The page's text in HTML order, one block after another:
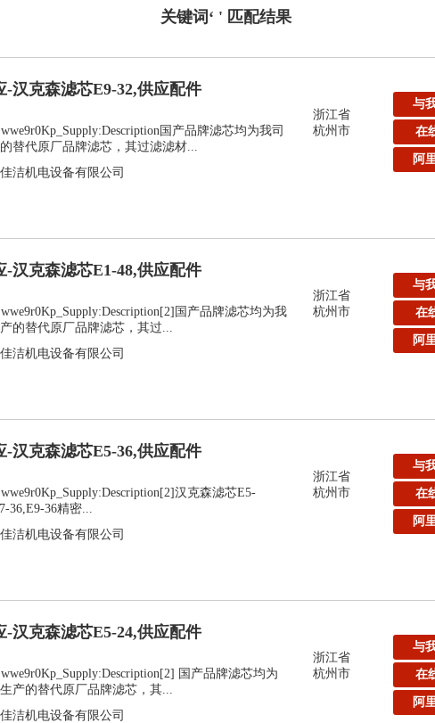
关键词‘ ' 匹配结果
-汉克森滤芯E9-32,供应配件
国产品牌滤芯均为我司
替代原厂品牌滤芯，其过滤滤材...
洁机电设备有限公司
浙江省
杭州市
与
在
阿
-汉克森滤芯E1-48,供应配件
国产品牌滤芯均为我
的替代原厂品牌滤芯，其过...
洁机电设备有限公司
浙江省
杭州市
与
在
阿
-汉克森滤芯E5-36,供应配件
汉克森滤芯E5-
36,E9-36精密...
洁机电设备有限公司
浙江省
杭州市
与
在
阿
-汉克森滤芯E5-24,供应配件
国产品牌滤芯均为
产的替代原厂品牌滤芯，其...
洁机电设备有限公司
浙江省
杭州市
与
在
阿